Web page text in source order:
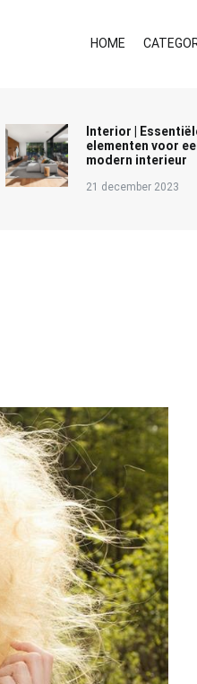
HOME
Interior |
elementen voor
modern interieur
21 december 2023